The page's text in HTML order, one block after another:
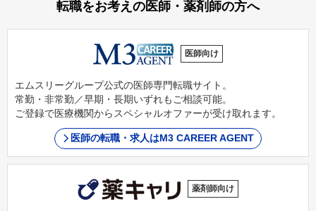
転職をお考えの医師・薬剤師の方へ
医師向け
エムスリーグループ公式の医師専門転職サイト。
常勤・非常勤／早期・長期いずれもご相談可能。
ご登録で医療機関からスペシャルオファーが受け取れます。
医師の転職・求人はM3 CAREER AGENT
薬剤師向け